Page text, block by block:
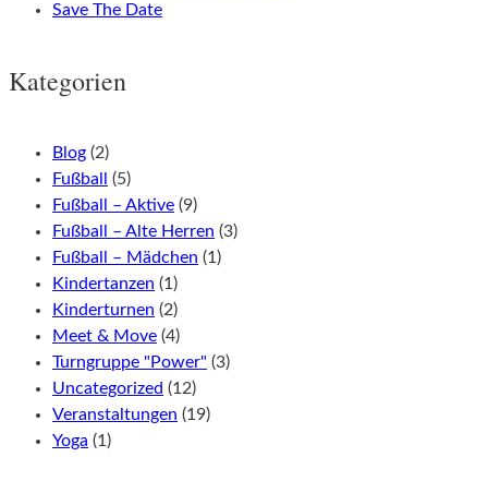
Save The Date
Kategorien
Blog (2)
Fußball
(5)
Fußball – Aktive (9)
Fußball – Alte Herren (3)
Fußball – Mädchen (1)
Kindertanzen (1)
Kinderturnen (2)
Meet & Move (4)
Turngruppe "Power" (3)
Uncategorized (12)
Veranstaltungen (19)
Yoga (1)